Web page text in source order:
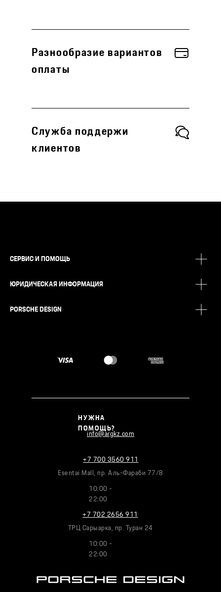
Разнообразие вариантов
оплаты
Служба поддержи
клиентов
СЕРВИС И ПОМОЩЬ
ЮРИДИЧЕСКАЯ ИНФОРМАЦИЯ
PORSCHE DESIGN
НУЖНА
ПОМОЩЬ?
info@argkz.com
+7 700 3560 911
Esentai Mall, пр. Аль-Фараби 77/8
10:00 -
22:00
ТРЦ Сарыарка, пр. Туран 24
10:00 -
22:00
+7 702 2656 911